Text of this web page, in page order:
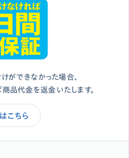
ができなかった場合、
品代金を返金いたします。
こちら